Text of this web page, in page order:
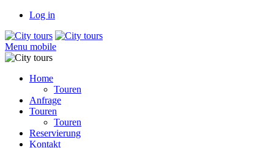
Log in
Menu mobile
Home
Touren
Anfrage
Touren
Touren
Reservierung
Kontakt